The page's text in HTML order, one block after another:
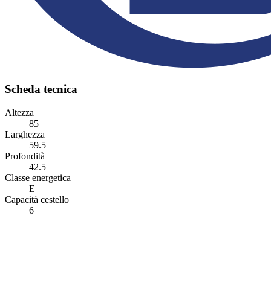
Scheda tecnica
Altezza
85
Larghezza
59.5
Profondità
42.5
Classe energetica
E
Capacità cestello
6